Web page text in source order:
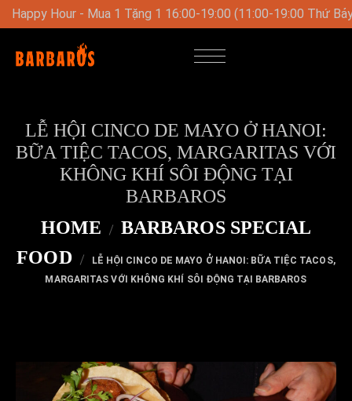
Chủ Nhật) Thực Đơn Trưa Đặc Biệt Vào Cuối Tuần Từ 11:00
LỄ HỘI CINCO DE MAYO Ở HANOI:
BỮA TIỆC TACOS, MARGARITAS VỚI
KHÔNG KHÍ SÔI ĐỘNG TẠI
BARBAROS
HOME
BARBAROS SPECIAL
FOOD
LỄ HỘI CINCO DE MAYO Ở HANOI: BỮA TIỆC TACOS,
MARGARITAS VỚI KHÔNG KHÍ SÔI ĐỘNG TẠI BARBAROS